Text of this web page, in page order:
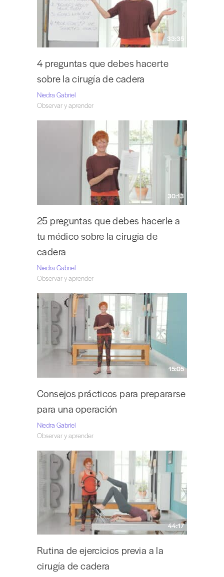
33:35
4 preguntas que debes hacerte
sobre la cirugía de cadera
Niedra Gabriel
Observar y aprender
30:13
25 preguntas que debes hacerle a
tu médico sobre la cirugía de
cadera
Niedra Gabriel
Observar y aprender
15:05
Consejos prácticos para prepararse
para una operación
Niedra Gabriel
Observar y aprender
44:17
Rutina de ejercicios previa a la
cirugía de cadera